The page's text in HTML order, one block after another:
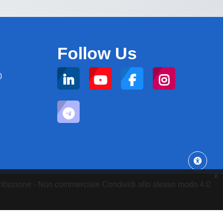
x
Follow Us
- Non commerciale Condividi allo stesso modo 4.0